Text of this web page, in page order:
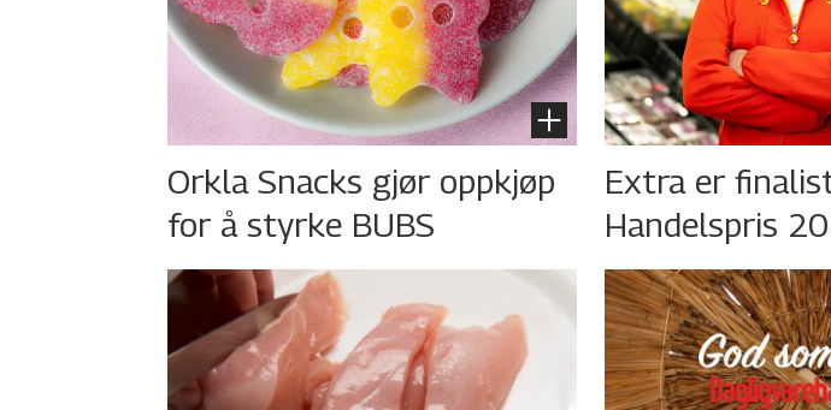
Orkla Snacks gjør oppkjøp
for å styrke BUBS
Extra er
Handelspris